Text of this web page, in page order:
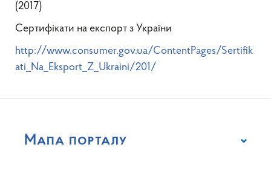
(2017)
Сертифікати на експорт з України
http://www.consumer.gov.ua/ContentPages/Sertifik
ati_Na_Eksport_Z_Ukraini/201/
Мапа порталу